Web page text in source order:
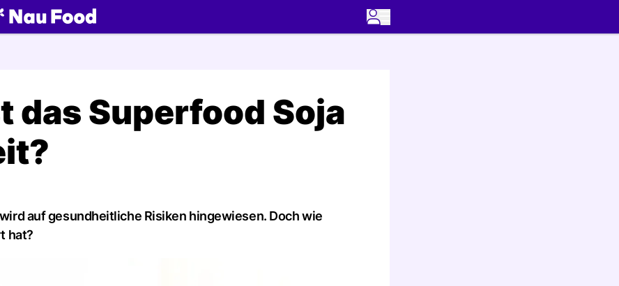
das Superfood Soja
auf gesundheitliche Risiken hingewiesen. Doch wie
hat?